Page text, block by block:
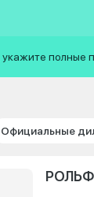
полные
Официальные
РОЛЬФ